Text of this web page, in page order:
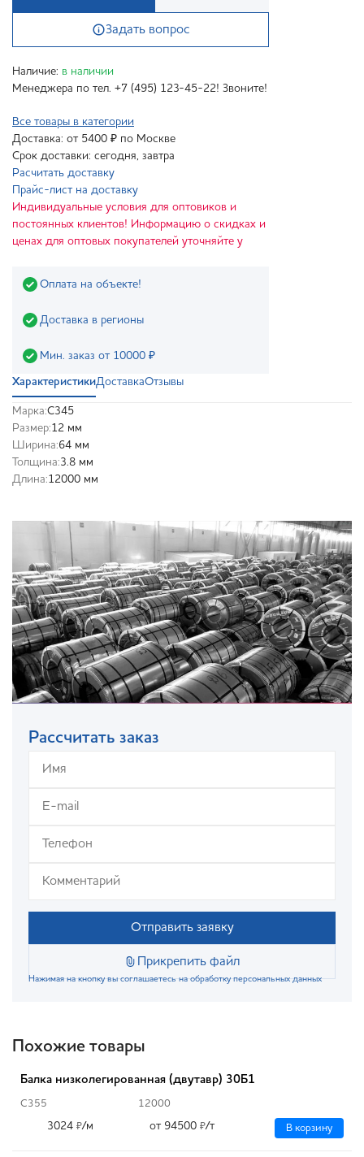
Задать вопрос
Наличие: в наличии
Менеджера по тел. +7 (495) 123-45-22! Звоните!
Все товары в категории
Доставка: от 5400 ₽ по Москве
Срок доставки: сегодня, завтра
Расчитать доставку
Прайс-лист на доставку
Индивидуальные условия для оптовиков и
постоянных клиентов! Информацию о скидках и
ценах для оптовых покупателей уточняйте у
Оплата на объекте!
Доставка в регионы
Мин. заказ от 10000 ₽
ХарактеристикиДоставкаОтзывы
Марка:С345
Размер:12 мм
Ширина:64 мм
Толщина:3.8 мм
Длина:12000 мм
Рассчитать заказ
Отправить заявку
Прикрепить файл
Нажимая на кнопку вы соглашаетесь на обработку персональных данных
Похожие товары
Балка низколегированная (двутавр) 30Б1
С355 12000
3024 ₽/м от 94500 ₽/т В корзину